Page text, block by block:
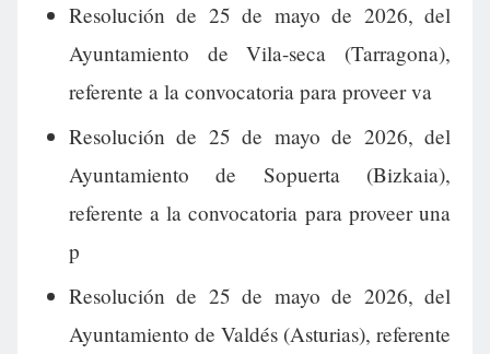
Resolución de 25 de mayo de 2026, del
Ayuntamiento de Vila-seca (Tarragona),
referente a la convocatoria para proveer va
Resolución de 25 de mayo de 2026, del
Ayuntamiento de Sopuerta (Bizkaia),
referente a la convocatoria para proveer una
p
Resolución de 25 de mayo de 2026, del
Ayuntamiento de Valdés (Asturias), referente